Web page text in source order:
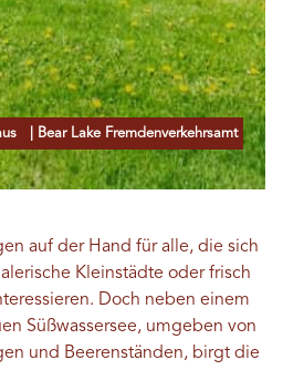
| Bear Lake Fremdenverkehrsamt
auf der Hand für alle, die sich
Kleinstädte oder frisch
Doch neben einem
Süßwassersee, umgeben von
und Beerenständen, birgt die